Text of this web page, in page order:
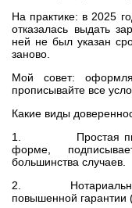
На практике: в 2025
отказалась выдать
ней не был указан
заново.
Мой совет:
прописывайте все
Какие виды
1. Простая
форме,
большинства случаев.
2. Нотариальная -
повышенной гарантии